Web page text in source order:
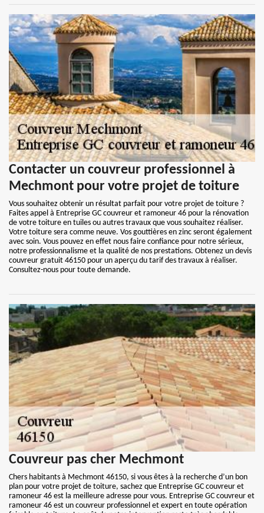
Contacter un couvreur professionnel à
Mechmont pour votre projet de toiture
Vous souhaitez obtenir un résultat parfait pour votre projet de toiture ?
Faites appel à Entreprise GC couvreur et ramoneur 46 pour la rénovation
de votre toiture en tuiles ou autres travaux que vous souhaitez réaliser.
Votre toiture sera comme neuve. Vos gouttières en zinc seront également
avec soin. Vous pouvez en effet nous faire confiance pour notre sérieux,
notre professionnalisme et la qualité de nos prestations. Obtenez un devis
couvreur gratuit 46150 pour un aperçu du tarif des travaux à réaliser.
Consultez-nous pour toute demande.
Couvreur pas cher Mechmont
Chers habitants à Mechmont 46150, si vous êtes à la recherche d’un bon
plan pour votre projet de toiture, sachez que Entreprise GC couvreur et
ramoneur 46 est la meilleure adresse pour vous. Entreprise GC couvreur et
ramoneur 46 est un couvreur professionnel et expert en toute opération